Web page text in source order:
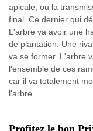
apicale, ou la
final. Ce dernier qui
L'arbre va avoir une
de plantation. Une
va se former. L'arbre
l'ensemble de ces
car il va totalement
l'arbre.
Profitez le bon